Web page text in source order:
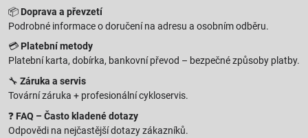
📦 Doprava a převzetí
Podrobné informace o doručení na adresu a osobním odběru.
💳 Platební metody
Platební karta, dobírka, bankovní převod – bezpečné způsoby platby.
🔧 Záruka a servis
Tovární záruka + profesionální cykloservis.
❓ FAQ – Často kladené dotazy
Odpovědi na nejčastější dotazy zákazníků.